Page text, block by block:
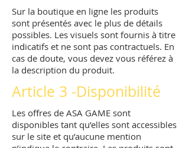
Sur la boutique en ligne les produits
sont présentés avec le plus de détails
possibles. Les visuels sont fournis à titre
indicatifs et ne sont pas contractuels. En
cas de doute, vous devez vous référez à
la description du produit.
Article 3 -Disponibilité
Les offres de ASA GAME sont
disponibles tant qu’elles sont accessibles
sur le site et qu’aucune mention